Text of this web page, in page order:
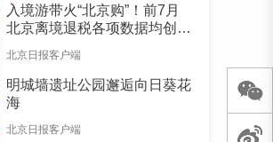
入境游带火“北京购”！前7月
北京离境退税各项数据均创新
北京日报客户端
明城墙遗址公园邂逅向日葵花
海
北京日报客户端